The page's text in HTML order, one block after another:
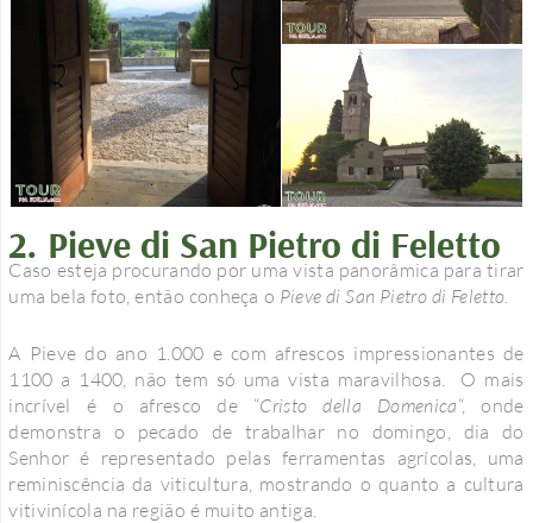
2. Pieve di San Pietro di Feletto
Caso esteja procurando por uma vista panorâmica para tirar
uma bela foto, então conheça o Pieve di San Pietro di Feletto.
A Pieve do ano 1.000 e com afrescos impressionantes de
1100 a 1400, não tem só uma vista maravilhosa. O mais
incrível é o afresco de “Cristo della Domenica“, onde
demonstra o pecado de trabalhar no domingo, dia do
Senhor é representado pelas ferramentas agrícolas, uma
reminiscência da viticultura, mostrando o quanto a cultura
vitivinícola na região é muito antiga.